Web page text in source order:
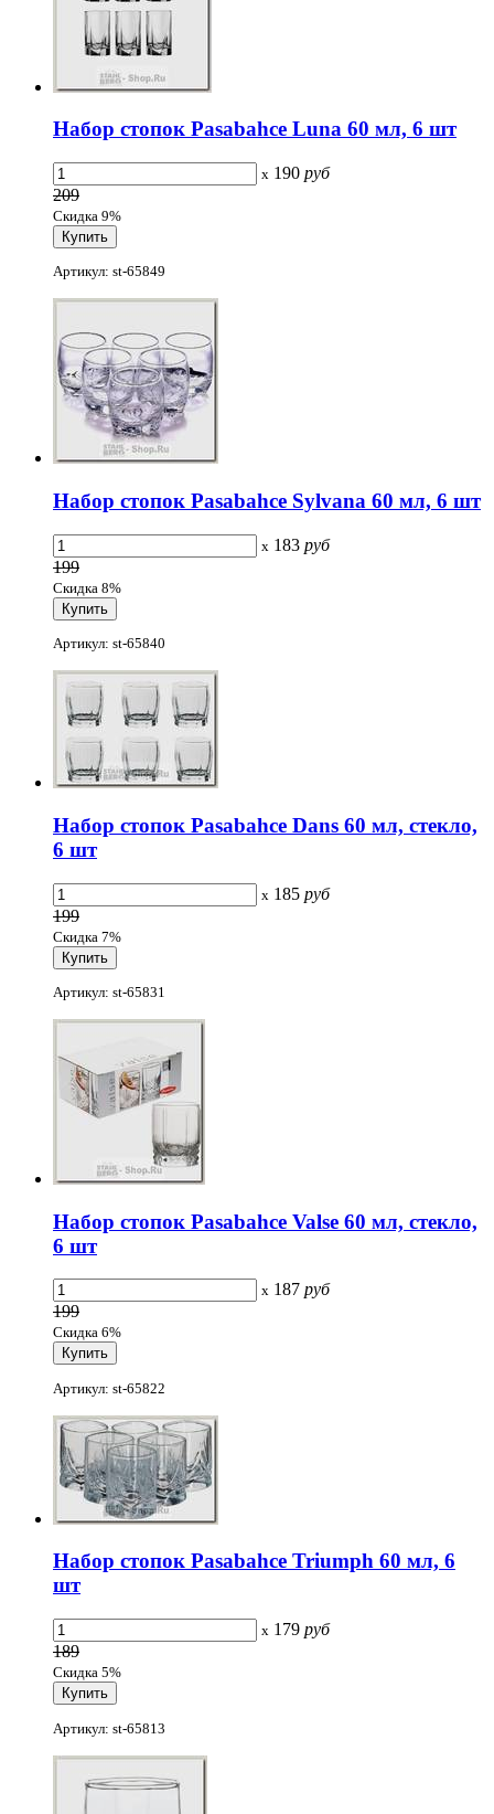
Набор стопок Pasabahce Luna 60 мл, 6 шт
x 190 руб
209
Скидка 9%
Артикул: st-65849
Набор стопок Pasabahce Sylvana 60 мл, 6 шт
x 183 руб
199
Скидка 8%
Артикул: st-65840
Набор стопок Pasabahce Dans 60 мл, стекло,
6 шт
x 185 руб
199
Скидка 7%
Артикул: st-65831
Набор стопок Pasabahce Valse 60 мл, стекло,
6 шт
x 187 руб
199
Скидка 6%
Артикул: st-65822
Набор стопок Pasabahce Triumph 60 мл, 6
шт
x 179 руб
189
Скидка 5%
Артикул: st-65813